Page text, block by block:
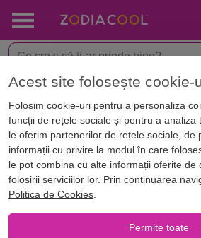
Acasă Blog Astrologie
Ai găsit un nasture?
noroc! Află ce alte
neobișnuite aduc
Acest site folosește cookie-
Folosim cookie-uri pentru a personaliza
funcții de rețele sociale și pentru a analiza
le oferim partenerilor de rețele sociale, de
informații cu privire la modul în care
le pot combina cu alte informații oferite de
folosirii serviciilor lor. Prin continuarea
Politica de Cookies.
Permite toate